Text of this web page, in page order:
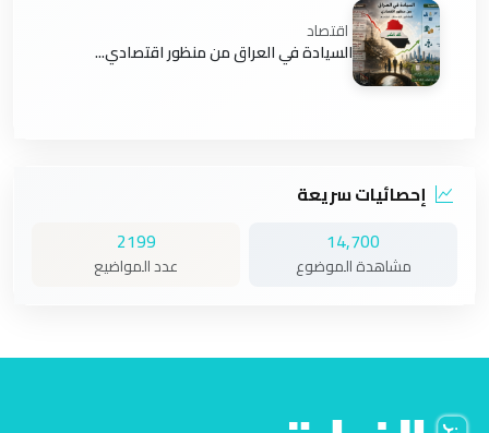
اقتصاد
السيادة في العراق من منظور اقتصادي...
إحصائيات سريعة
14,700
مشاهدة الموضوع
2199
عدد المواضيع